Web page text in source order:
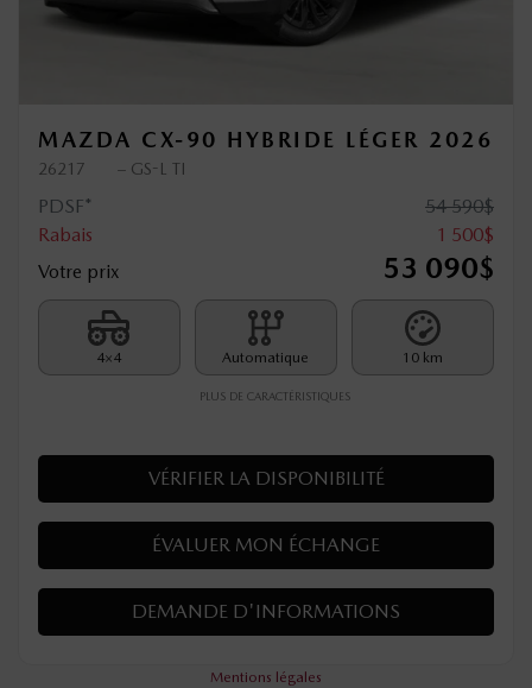
MAZDA CX-90 HYBRIDE LÉGER 2026
26217 – GS-L TI
PDSF* 54 590$
Rabais
1 500$
Votre prix
53 090$
4×4 Automatique 10 km
PLUS DE CARACTÉRISTIQUES
VÉRIFIER LA DISPONIBILITÉ
ÉVALUER MON ÉCHANGE
DEMANDE D'INFORMATIONS
Mentions légales